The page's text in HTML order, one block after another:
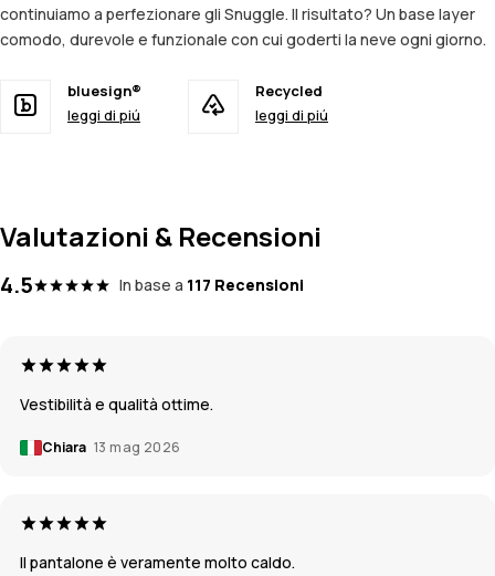
continuiamo a perfezionare gli Snuggle. Il risultato? Un base layer
comodo, durevole e funzionale con cui goderti la neve ogni giorno.
bluesign®
leggi di piú
Recycled
leggi di piú
Valutazioni & Recensioni
4.5 In base a 117 Recensioni
Vestibilità e qualità ottime.
Chiara 13 mag 2026
Il pantalone è veramente molto caldo.